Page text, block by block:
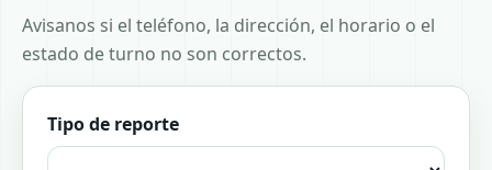
Avisanos si el teléfono, la dirección, el horario o el
estado de turno no son correctos.
Tipo de reporte